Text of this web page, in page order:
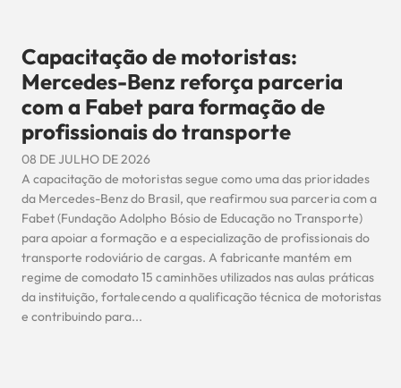
Capacitação de motoristas:
Mercedes-Benz reforça parceria
com a Fabet para formação de
profissionais do transporte
08 DE JULHO DE 2026
A capacitação de motoristas segue como uma das prioridades
da Mercedes-Benz do Brasil, que reafirmou sua parceria com a
Fabet (Fundação Adolpho Bósio de Educação no Transporte)
para apoiar a formação e a especialização de profissionais do
transporte rodoviário de cargas. A fabricante mantém em
regime de comodato 15 caminhões utilizados nas aulas práticas
da instituição, fortalecendo a qualificação técnica de motoristas
e contribuindo para...